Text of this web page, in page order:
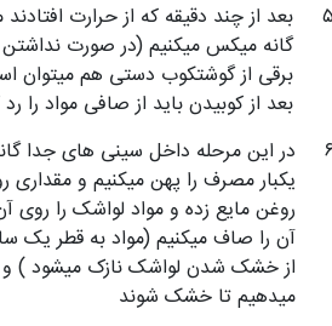
بعد از چند دقیقه که از حرارت
گانه میکس میکنیم (در صورت
برقی از گوشتکوب دستی هم میتوان
بعد از کوبیدن باید از صافی مواد را
در این مرحله داخل سینی های جدا
یکبار مصرف را پهن میکنیم و
روغن مایع زده و مواد لواشک را روی
آن را صاف میکنیم (مواد به قطر یک
از خشک شدن لواشک نازک میشود ) و
میدهیم تا خشک شوند